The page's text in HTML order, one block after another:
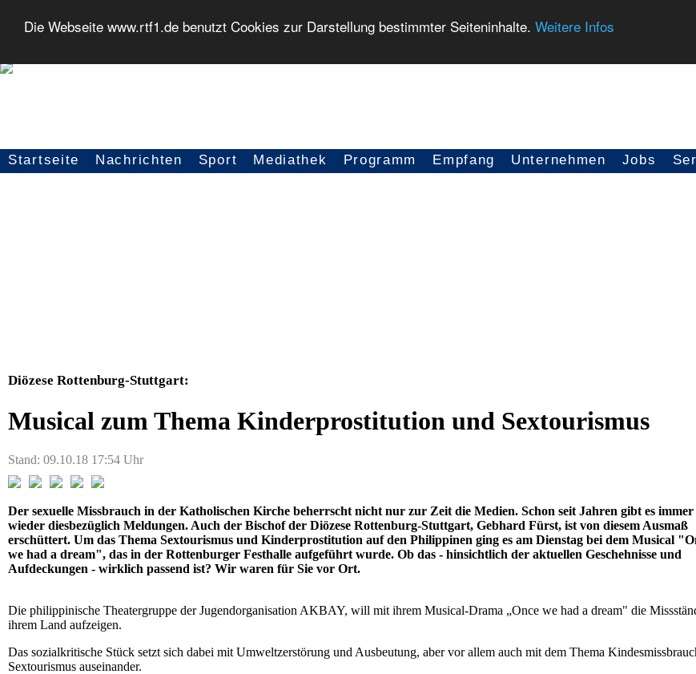
Die Webseite www.rtf1.de benutzt Cookies zur Darstellung bestimmter Seiteninhalte. Weitere Infos
Seitennavigation
Startseite Nachrichten Sport Mediathek Programm Empfang Unternehmen Jobs
Diözese Rottenburg-Stuttgart:
Musical zum Thema Kinderprostitution und Sextourismus
Stand: 09.10.18 17:54 Uhr
Der sexuelle Missbrauch in der Katholischen Kirche beherrscht nicht nur zur Zeit die Medien. Schon seit Jahren gibt es immer
wieder diesbezüglich Meldungen. Auch der Bischof der Diözese Rottenburg-Stuttgart, Gebhard Fürst, ist von diesem Ausmaß
erschüttert. Um das Thema Sextourismus und Kinderprostitution auf den Philippinen ging es am Dienstag bei dem Musical
we had a dream", das in der Rottenburger Festhalle aufgeführt wurde. Ob das - hinsichtlich der aktuellen Geschehnisse und
Aufdeckungen - wirklich passend ist? Wir waren für Sie vor Ort.
Die philippinische Theatergruppe der Jugendorganisation AKBAY, will mit ihrem Musical-Drama „Once we had a dream" die
ihrem Land aufzeigen.
Das sozialkritische Stück setzt sich dabei mit Umweltzerstörung und Ausbeutung, aber vor allem auch mit dem Thema
Sextourismus auseinander.